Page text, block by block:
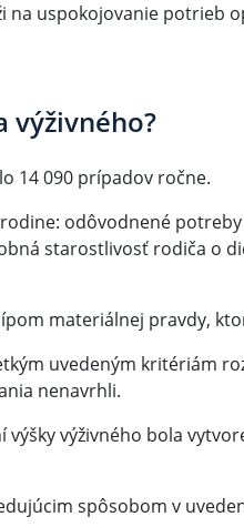
uspokojovanie potrieb
výživného?
14 090 prípadov ročne.
odôvodnené
starostlivosť rodiča o
materiálnej pravdy,
uvedeným kritériám
nenavrhli.
výživného bola
spôsobom v